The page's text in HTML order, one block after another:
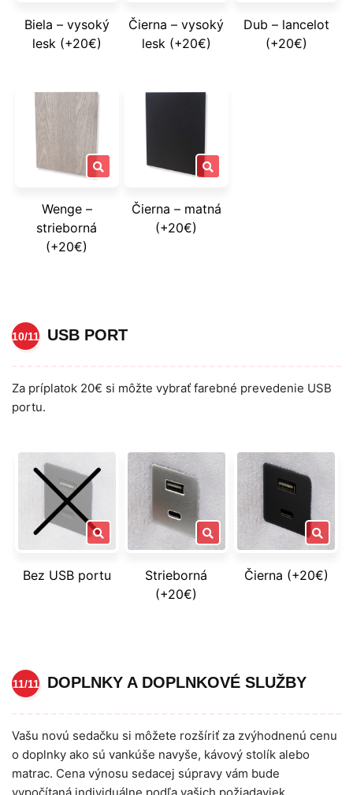
Biela – vysoký
lesk (+20€)
Čierna – vysoký
lesk (+20€)
Dub – lancelot
(+20€)
Wenge –
strieborná
(+20€)
Čierna – matná
(+20€)
10/11 USB PORT
Za príplatok 20€ si môžte vybrať farebné prevedenie USB
portu.
Bez USB portu
Strieborná
(+20€)
Čierna (+20€)
11/11 DOPLNKY A DOPLNKOVÉ SLUŽBY
Vašu novú sedačku si môžete rozšíriť za zvýhodnenú cenu
o doplnky ako sú vankúše navyše, kávový stolík alebo
matrac. Cena výnosu sedacej súpravy vám bude